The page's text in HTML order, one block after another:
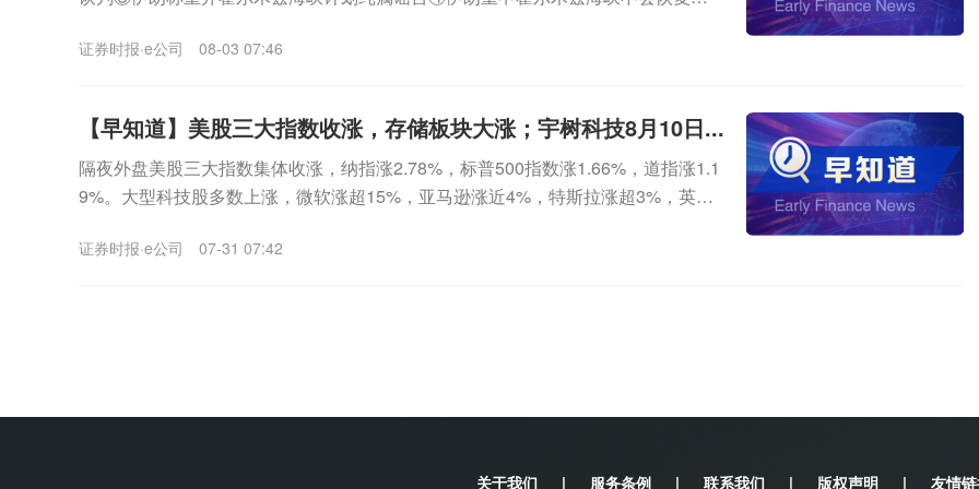
证券时报·e公司 08-03 07:46
【早知道】美股三大指数收涨，存储板块大涨；宇树科技8月10日...
隔夜外盘美股三大指数集体收涨，纳指涨2.78%，标普500指数涨1.66%，道指涨1.1
9%。大型科技股多数上涨，微软涨超15%，亚马逊涨近4%，特斯拉涨超3%，英伟
证券时报·e公司 07-31 07:42
关于我们 | 服务条例 | 联系我们 | 版权声明 | 友情